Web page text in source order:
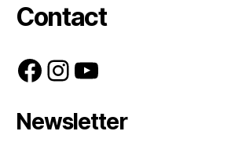
Contact
Facebook
Instagram
YouTube
Newsletter